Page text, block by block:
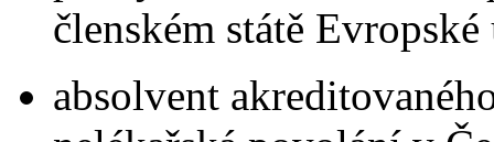
členském státě Evropské
absolvent